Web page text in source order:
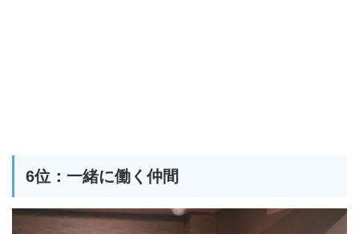
6位：一緒に働く仲間